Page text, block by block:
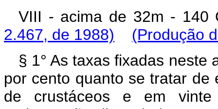
VIII - acima de 32m - 140
2.467, de 1988)
(Produção
§ 1° As taxas fixadas neste
por cento quanto se tratar de
de crustáceos e em